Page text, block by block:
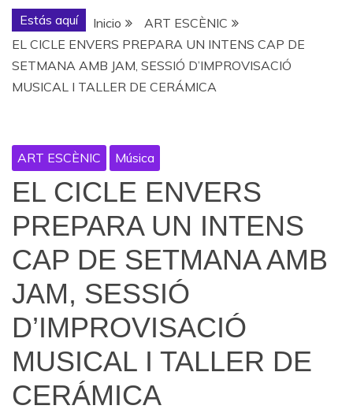
Estás aquí Inicio
ART ESCÈNIC
EL CICLE ENVERS PREPARA UN INTENS CAP DE
SETMANA AMB JAM, SESSIÓ D’IMPROVISACIÓ
MUSICAL I TALLER DE CERÁMICA
ART ESCÈNIC Música
EL CICLE ENVERS
PREPARA UN INTENS
CAP DE SETMANA AMB
JAM, SESSIÓ
D’IMPROVISACIÓ
MUSICAL I TALLER DE
CERÁMICA